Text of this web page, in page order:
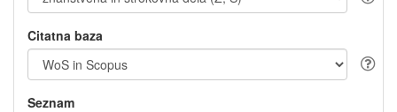
Citatna baza
Seznam